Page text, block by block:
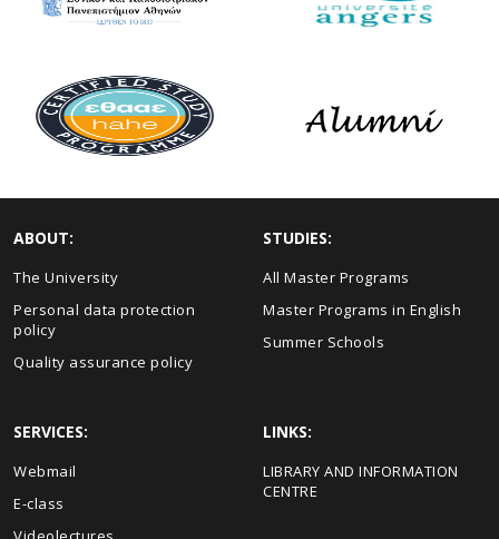
ABOUT:
The University
Personal data protection
policy
Quality assurance policy
STUDIES:
All Master Programs
Master Programs in English
Summer Schools
SERVICES:
Webmail
E-class
LINKS:
LIBRARY AND INFORMATION
CENTRE